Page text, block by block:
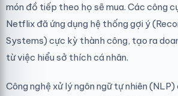
món đồ tiếp theo họ sẽ mua. Các công
Netflix đã ứng dụng hệ thống gợi ý
Systems) cực kỳ thành công, tạo ra
từ việc hiểu sở thích cá nhân.
Công nghệ xử lý ngôn ngữ tự nhiên